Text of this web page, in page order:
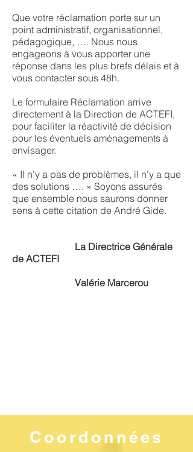
Que votre réclamation porte sur un
point administratif, organisationnel,
pédagogique, …. Nous nous
engageons à vous apporter une
réponse dans les plus brefs délais et à
vous contacter sous 48h.
Le formulaire Réclamation arrive
directement à la Direction de ACTEFI,
pour faciliter la réactivité de décision
pour les éventuels aménagements à
envisager.
« Il n’y a pas de problèmes, il n’y a que
des solutions …. » Soyons assurés
que ensemble nous saurons donner
sens à cette citation de André Gide.
La Directrice Générale
de ACTEFI
Valérie Marcerou
Coordonnées